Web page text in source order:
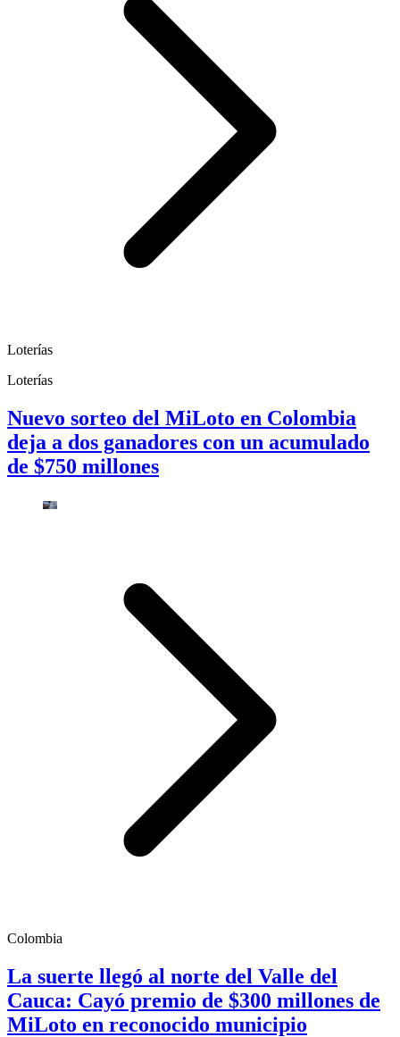
Loterías
Loterías
Nuevo sorteo del MiLoto en Colombia
deja a dos ganadores con un acumulado
de $750 millones
Colombia
La suerte llegó al norte del Valle del
Cauca: Cayó premio de $300 millones de
MiLoto en reconocido municipio